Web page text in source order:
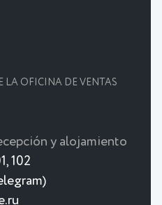
LA OFICINA DE VENTAS
y alojamiento
102